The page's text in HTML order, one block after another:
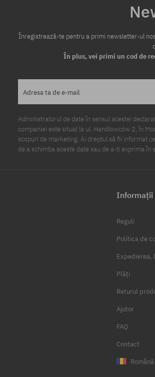
Înregistrează-te pentru a primi newsletter-ul
În plus, vei primi un cod de
Adresa ta de e-mail
Administratorul de date în sensul acestei
companiei este situat la ul. Handlowców 2, în
scopuri de marketing. Ai dreptul să fii informat
de a schimba aceste date sau de a-ți exprima
Informații
Reguli
Politica de
Expedierea,
Plăți
Returul
Ajutor
FAQ
Contact